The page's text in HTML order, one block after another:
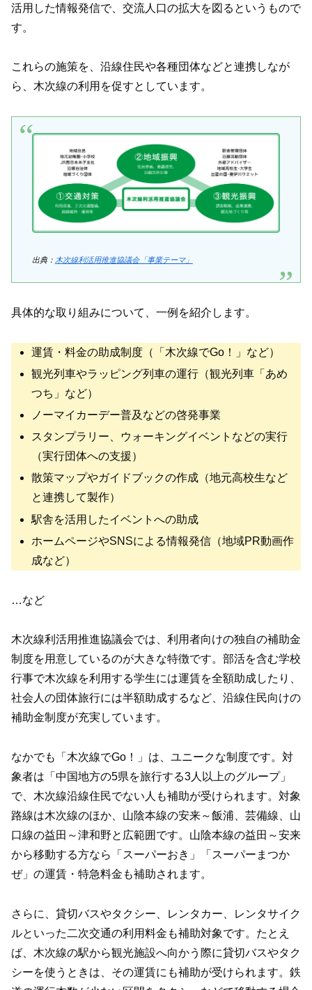
活用した情報発信で、交流人口の拡大を図るというもので
す。
これらの施策を、沿線住民や各種団体などと連携しなが
ら、木次線の利用を促すとしています。
出典： 木次線利活用推進協議会「事業テーマ」
具体的な取り組みについて、一例を紹介します。
運賃・料金の助成制度（「木次線でGo！」など）
観光列車やラッピング列車の運行（観光列車「あめ
つち」など）
ノーマイカーデー普及などの啓発事業
スタンプラリー、ウォーキングイベントなどの実行
（実行団体への支援）
散策マップやガイドブックの作成（地元高校生など
と連携して製作）
駅舎を活用したイベントへの助成
ホームページやSNSによる情報発信（地域PR動画作
成など）
…など
木次線利活用推進協議会では、利用者向けの独自の補助金
制度を用意しているのが大きな特徴です。部活を含む学校
行事で木次線を利用する学生には運賃を全額助成したり、
社会人の団体旅行には半額助成するなど、沿線住民向けの
補助金制度が充実しています。
なかでも「木次線でGo！」は、ユニークな制度です。対
象者は「中国地方の5県を旅行する3人以上のグループ」
で、木次線沿線住民でない人も補助が受けられます。対象
路線は木次線のほか、山陰本線の安来～飯浦、芸備線、山
口線の益田～津和野と広範囲です。山陰本線の益田～安来
から移動する方なら「スーパーおき」「スーパーまつか
ぜ」の運賃・特急料金も補助されます。
さらに、貸切バスやタクシー、レンタカー、レンタサイク
ルといった二次交通の利用料金も補助対象です。たとえ
ば、木次線の駅から観光施設へ向かう際に貸切バスやタク
シーを使うときは、その運賃にも補助が受けられます。鉄